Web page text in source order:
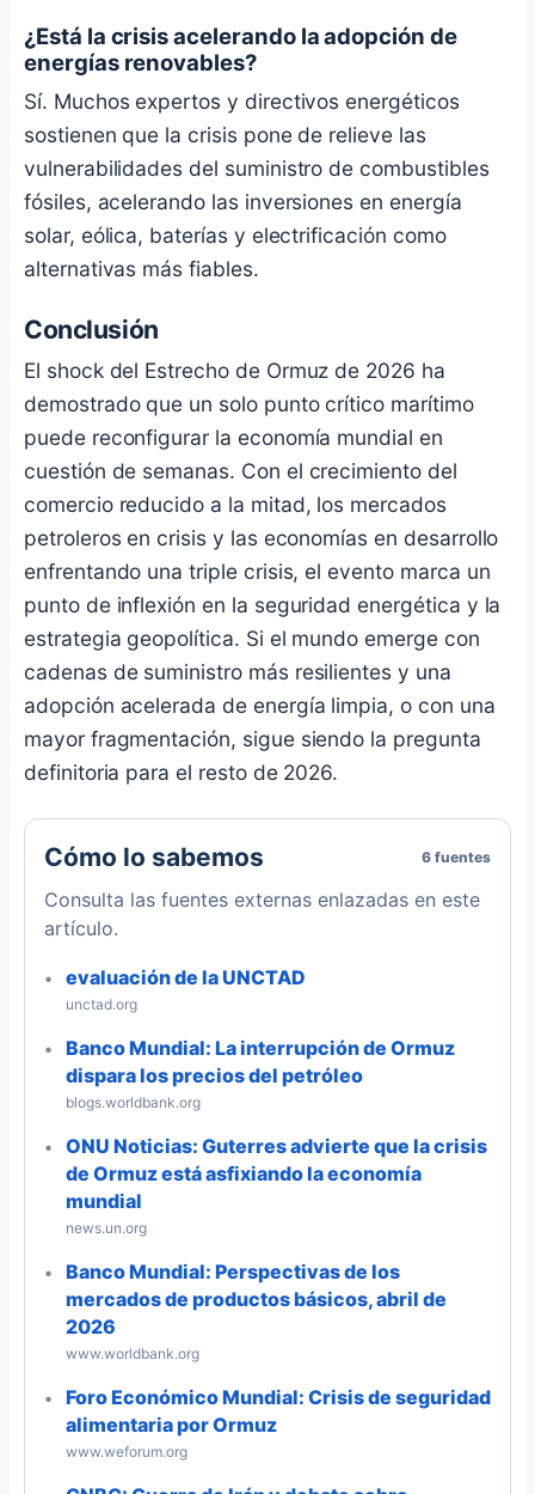
¿Está la crisis acelerando la adopción de
energías renovables?
Sí. Muchos expertos y directivos energéticos
sostienen que la crisis pone de relieve las
vulnerabilidades del suministro de combustibles
fósiles, acelerando las inversiones en energía
solar, eólica, baterías y electrificación como
alternativas más fiables.
Conclusión
El shock del Estrecho de Ormuz de 2026 ha
demostrado que un solo punto crítico marítimo
puede reconfigurar la economía mundial en
cuestión de semanas. Con el crecimiento del
comercio reducido a la mitad, los mercados
petroleros en crisis y las economías en desarrollo
enfrentando una triple crisis, el evento marca un
punto de inflexión en la seguridad energética y la
estrategia geopolítica. Si el mundo emerge con
cadenas de suministro más resilientes y una
adopción acelerada de energía limpia, o con una
mayor fragmentación, sigue siendo la pregunta
definitoria para el resto de 2026.
Cómo lo sabemos 6 fuentes
Consulta las fuentes externas enlazadas en este
artículo.
evaluación de la UNCTAD
unctad.org
Banco Mundial: La interrupción de Ormuz
dispara los precios del petróleo
blogs.worldbank.org
ONU Noticias: Guterres advierte que la crisis
de Ormuz está asfixiando la economía
mundial
news.un.org
Banco Mundial: Perspectivas de los
mercados de productos básicos, abril de
2026
www.worldbank.org
Foro Económico Mundial: Crisis de seguridad
alimentaria por Ormuz
www.weforum.org